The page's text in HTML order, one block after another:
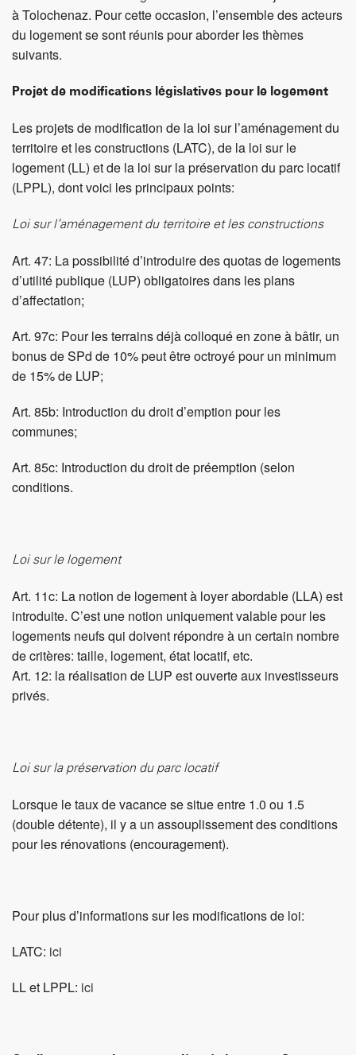
Loi sur l’aménagement du territoire et les constructions
Art. 47: La possibilité d’introduire des quotas de logements
d’utilité publique (LUP) obligatoires dans les plans
d’affectation;
Art. 97c: Pour les terrains déjà colloqué en zone à bâtir, un
bonus de SPd de 10% peut être octroyé pour un minimum
de 15% de LUP;
Art. 85b: Introduction du droit d’emption pour les
communes;
conditions.
Loi sur le logement
Art. 11c: La notion de logement à loyer abordable (LLA) est
logements neufs qui doivent répondre à un certain nombre
de critères: taille, logement, état locatif, etc.
Art. 12: la réalisation de LUP est ouverte aux investisseurs
privés.
Loi sur la préservation du parc locatif
Lorsque le taux de vacance se situe entre 1.0 ou 1.5
(double détente), il y a un assouplissement des conditions
pour les rénovations (encouragement).
Pour plus d’informations sur les modifications de loi:
LL et LPPL:ici
Quelles perspectives en matière de logement?
>Logements vaudois: vers la fin de la pénurie?Disponible
ménages.Disponible dans la bibliothèque et